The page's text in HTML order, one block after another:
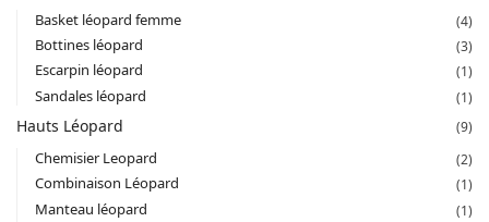
Basket léopard femme (4)
Bottines léopard (3)
Escarpin léopard (1)
Sandales léopard (1)
Hauts Léopard (9)
Chemisier Leopard (2)
Combinaison Léopard (1)
Manteau léopard (1)